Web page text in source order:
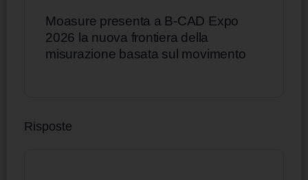
Moasure presenta a B-CAD Expo
2026 la nuova frontiera della
misurazione basata sul movimento
Risposte